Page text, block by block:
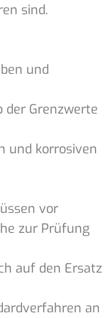
sind.
und
der Grenzwerte
und korrosiven
vor
zur Prüfung
auf den Ersatz
an